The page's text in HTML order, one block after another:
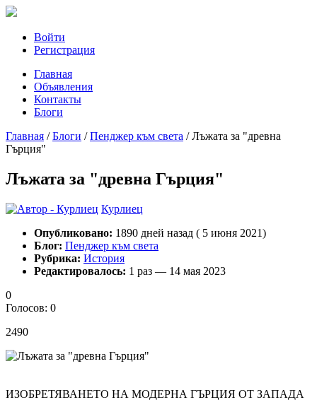
Войти
Регистрация
Главная
Объявления
Контакты
Блоги
Главная /Блоги /Пенджер към света /Лъжата за "древна
Гърция"
Лъжата за "древна Гърция"
Курлиец
Опубликовано: 1890 дней назад ( 5 июня 2021)
Блог: Пенджер към света
Рубрика: История
Редактировалось: 1 раз — 14 мая 2023
0
Голосов: 0
2490
ИЗОБРЕТЯВАНЕТО НА МОДЕРНА ГЪРЦИЯ ОТ ЗАПАДА